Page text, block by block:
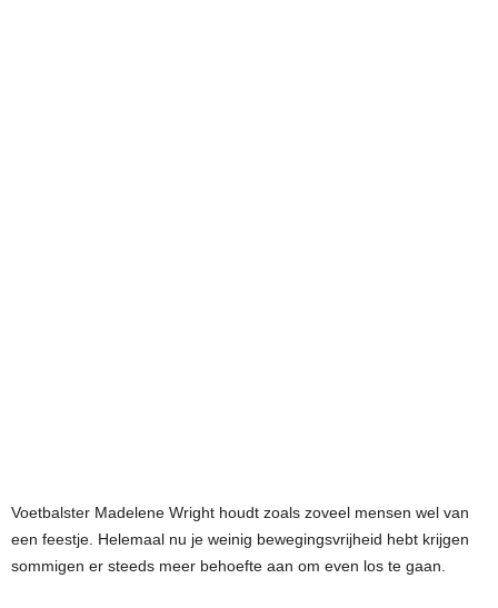
Voetbalster Madelene Wright houdt zoals zoveel mensen wel van
een feestje. Helemaal nu je weinig bewegingsvrijheid hebt krijgen
sommigen er steeds meer behoefte aan om even los te gaan.